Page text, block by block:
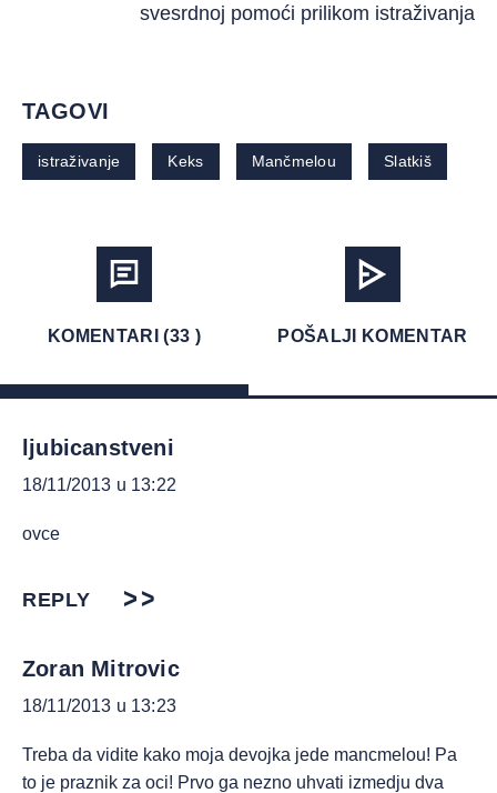
svesrdnoj pomoći prilikom istraživanja
TAGOVI
istraživanje Keks Mančmelou Slatkiš
KOMENTARI (33 ) POŠALJI KOMENTAR
ljubicanstveni
18/11/2013 u 13:22
ovce
REPLY
Zoran Mitrovic
18/11/2013 u 13:23
Treba da vidite kako moja devojka jede mancmelou! Pa
to je praznik za oci! Prvo ga nezno uhvati izmedju dva